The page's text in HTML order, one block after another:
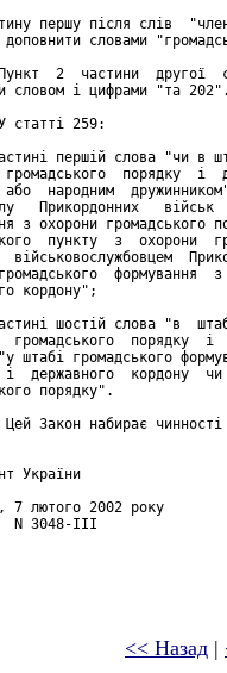
першу після слів
доповнити словами
2  частини  другої
словом і цифрами "та
статті 259:
першій слова "чи в
порядку  і
або  народним
Прикордонних
з охорони громадського
пункту  з  охорони
військовослужбовцем
формування
кордону";
шостій слова "в
громадського  порядку  і
штабі громадського
і  державного  кордону  чи
порядку".
Цей Закон набирає
України
7 лютого 2002 року
N 3048-III
<< Назад |